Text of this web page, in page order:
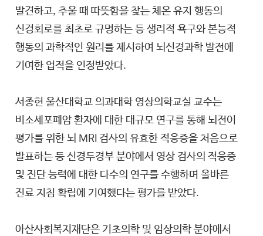
발견하고, 추울 때 따뜻함을 찾는 체온 유지 행동의
신경회로를 최초로 규명하는 등 생리적 욕구와 본능적
행동의 과학적인 원리를 제시하여 뇌신경과학 발전에
기여한 업적을 인정받았다.
서종현 울산대학교 의과대학 영상의학교실 교수는
비소세포폐암 환자에 대한 대규모 연구를 통해 뇌전이
평가를 위한 뇌 MRI 검사의 유효한 적응증을 처음으로
발표하는 등 신경두경부 분야에서 영상 검사의 적응증
및 진단 능력에 대한 다수의 연구를 수행하며 올바른
진료 지침 확립에 기여했다는 평가를 받았다.
아산사회복지재단은 기초의학 및 임상의학 분야에서